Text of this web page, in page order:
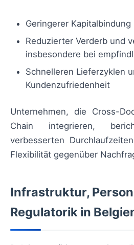
Geringerer
Reduzierter Verderb und
insbesondere bei
Schnelleren Lieferzyklen
Kundenzufriedenheit
Unternehmen, die Cross-
Chain integrieren,
verbesserten
Flexibilität gegenüber
Infrastruktur,
Regulatorik in